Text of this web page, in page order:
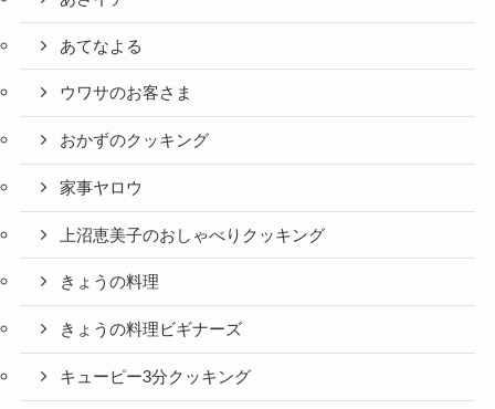
あてなよる
ウワサのお客さま
おかずのクッキング
家事ヤロウ
上沼恵美子のおしゃべりクッキング
きょうの料理
きょうの料理ビギナーズ
キューピー3分クッキング